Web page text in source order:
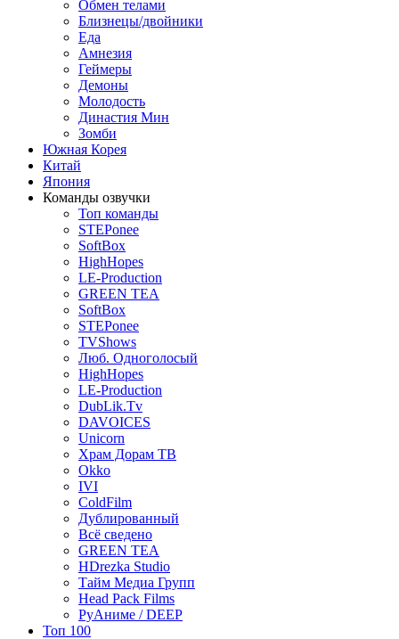
Обмен телами
Близнецы/двойники
Еда
Амнезия
Геймеры
Демоны
Молодость
Династия Мин
Зомби
Южная Корея
Китай
Япония
Команды озвучки
Топ команды
STEPonee
SoftBox
HighHopes
LE-Production
GREEN TEA
SoftBox
STEPonee
TVShows
Люб. Одноголосый
HighHopes
LE-Production
DubLik.Tv
DAVOICES
Unicorn
Храм Дорам ТВ
Okko
IVI
ColdFilm
Дублированный
Всё сведено
GREEN TEA
HDrezka Studio
Тайм Медиа Групп
Head Pack Films
РуАниме / DEEP
Топ 100